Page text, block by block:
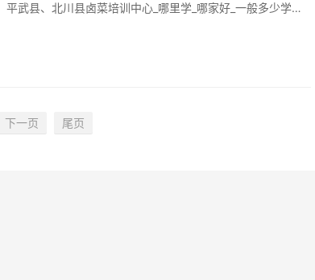
武县、北川县卤菜培训中心_哪里学_哪家好_一般多少学
下一页 尾页